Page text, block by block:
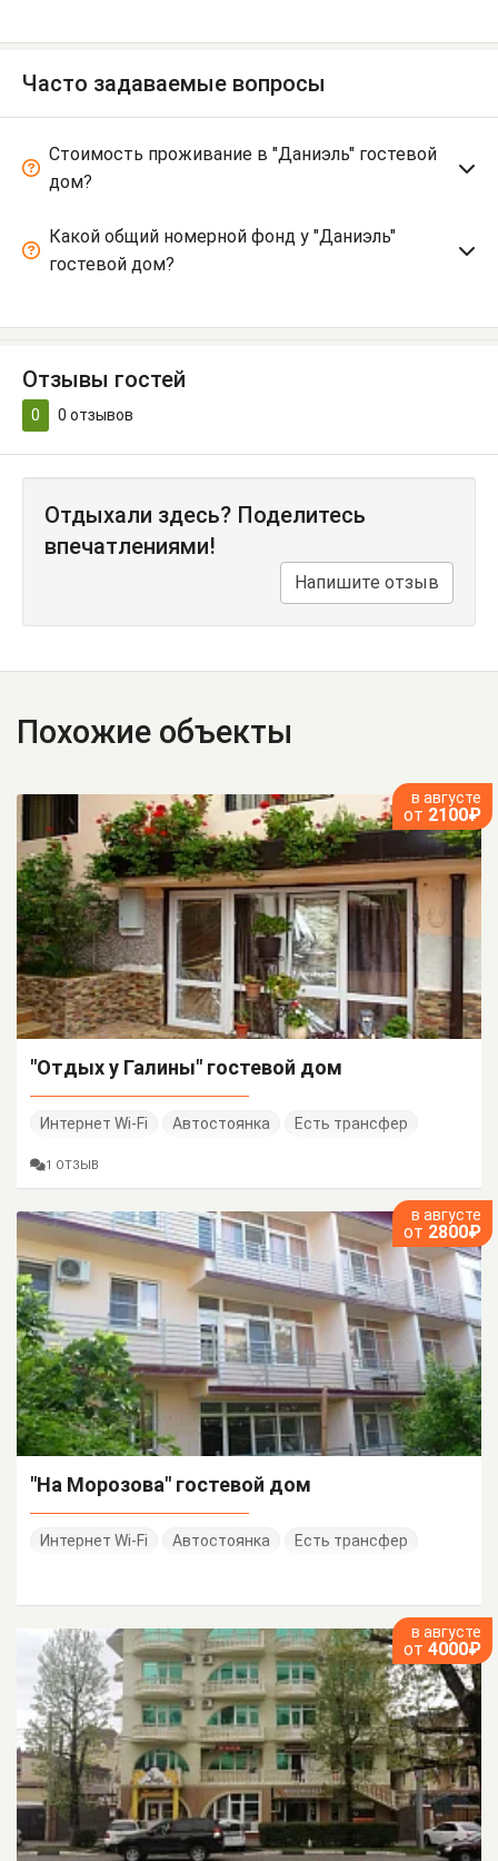
Часто задаваемые вопросы
Стоимость проживание в "Даниэль" гостевой
дом?
Какой общий номерной фонд у "Даниэль"
гостевой дом?
Отзывы гостей
0 0 отзывов
Отдыхали здесь? Поделитесь
впечатлениями!
Напишите отзыв
Похожие объекты
в августе
от 2100₽
"Отдых у Галины" гостевой дом
Интернет Wi-Fi Автостоянка Есть трансфер
1 ОТЗЫВ
в августе
от 2800₽
"На Морозова" гостевой дом
Интернет Wi-Fi Автостоянка Есть трансфер
в августе
от 4000₽